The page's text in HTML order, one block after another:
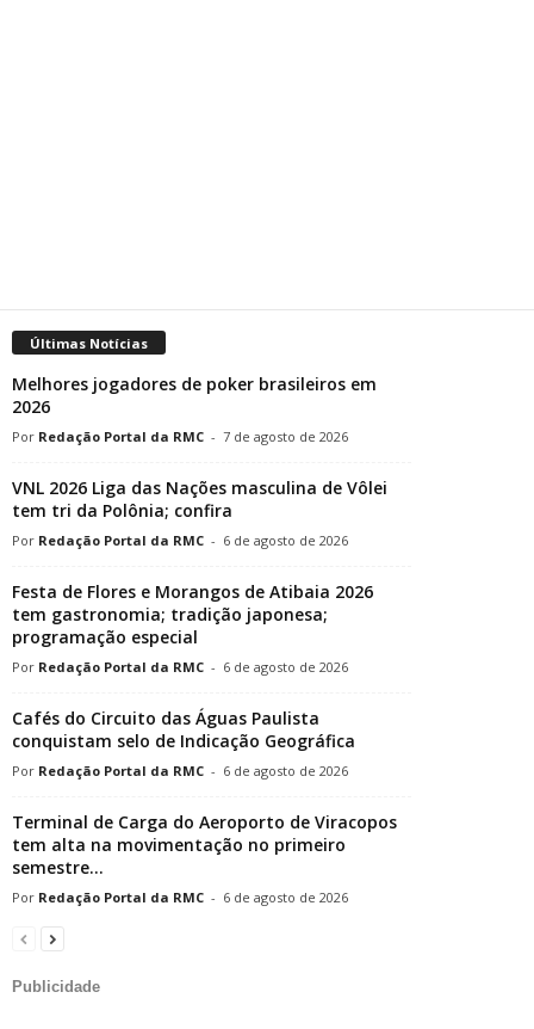
Últimas Notícias
Melhores jogadores de poker brasileiros em
2026
Redação Portal da RMC - 7 de agosto de 2026
VNL 2026 Liga das Nações masculina de Vôlei
tem tri da Polônia; confira
Redação Portal da RMC - 6 de agosto de 2026
Festa de Flores e Morangos de Atibaia 2026
tem gastronomia; tradição japonesa;
programação especial
Redação Portal da RMC - 6 de agosto de 2026
Cafés do Circuito das Águas Paulista
conquistam selo de Indicação Geográfica
Redação Portal da RMC - 6 de agosto de 2026
Terminal de Carga do Aeroporto de Viracopos
tem alta na movimentação no primeiro
semestre...
Redação Portal da RMC - 6 de agosto de 2026
Publicidade